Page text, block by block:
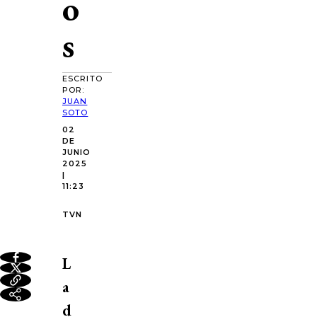
s
ESCRITO
POR:
JUAN
SOTO
02
DE
JUNIO
2025
|
11:23
TVN
L
a
d